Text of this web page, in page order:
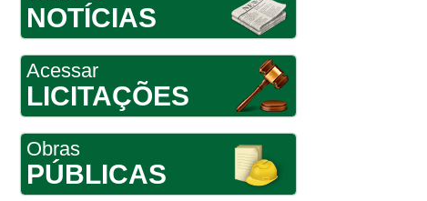
NOTÍCIAS
Acessar
LICITAÇÕES
Obras
PÚBLICAS